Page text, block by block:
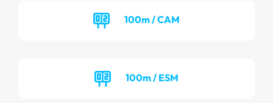
100m / CAM
100m / ESM